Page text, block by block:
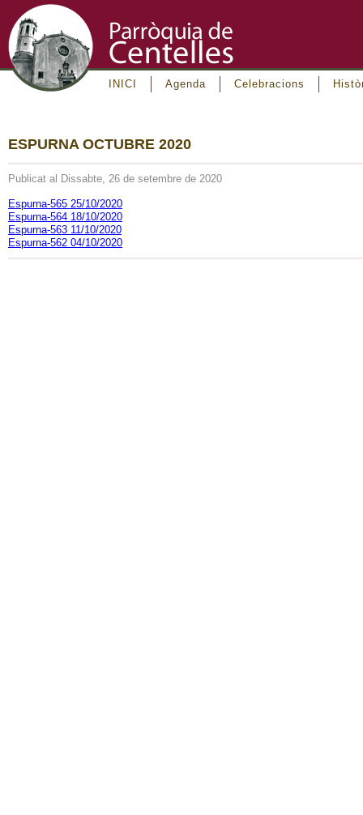
INICI Agenda Celebracions
ESPURNA OCTUBRE 2020
Publicat al Dissabte, 26 de setembre de 2020
Espurna-565 25/10/2020
Espurna-564 18/10/2020
Espurna-563 11/10/2020
Espurna-562 04/10/2020